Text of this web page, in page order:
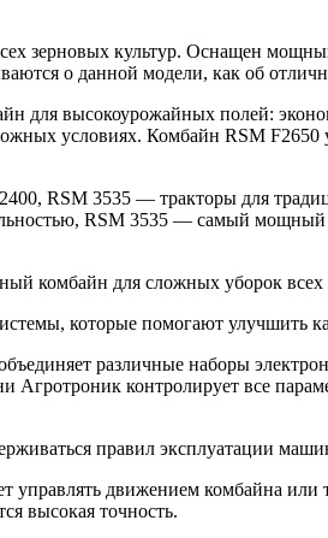
зерновых культур. Оснащен
о данной модели, как об
для высокоурожайных полей:
условиях. Комбайн RSM
RSM 3535 — тракторы для
RSM 3535 — самый мощный
комбайн для сложных уборок всех
которые помогают улучшить
различные наборы
Агротроник контролирует все
правил эксплуатации
движением комбайна или
высокая точность.